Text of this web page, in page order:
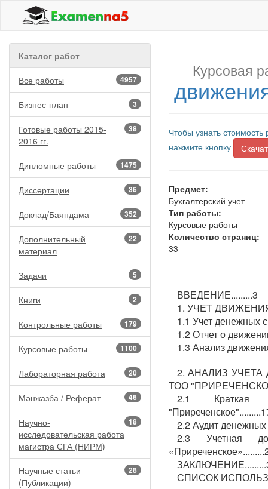
Каталог работ
4957
Все работы
3
Бизнес-план
38
Готовые работы 2015-
2016 гг.
1475
Дипломные работы
36
Диссертации
352
Доклад/Баяндама
22
Дополнительный
материал
5
Задачи
2
Книги
179
Контрольные работы
1100
Курсовые работы
20
Лабораторная работа
46
Мәнжазба / Реферат
18
Научно-
исследовательская работа
магистра СГА (НИРМ)
28
Научные статьи
(Публикации)
Курсовая
Чтобы узнать
нажмите кнопку
Предмет:
Бухгалтерский учет
Тип работы:
Курсовые работы
Количество страниц:
33
ВВЕДЕНИЕ.........3
1. УЧЕТ
1.1 Учет денежных
1.2 Отчет о
1.3 Анализ
2. АНАЛИЗ
ТОО
2.1 Краткая
2.2 Аудит
2.3 Учетная
СПИСОК